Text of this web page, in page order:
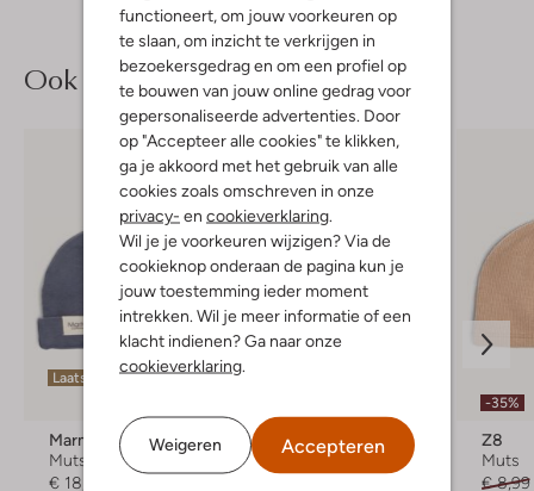
functioneert, om jouw voorkeuren op
te slaan, om inzicht te verkrijgen in
bezoekersgedrag en om een profiel op
te bouwen van jouw online gedrag voor
gepersonaliseerde advertenties. Door
op "Accepteer alle cookies" te klikken,
ga je akkoord met het gebruik van alle
cookies zoals omschreven in onze
privacy- en cookieverklaring
Wil je je voorkeuren wijzigen? Via de
cookieknop onderaan de pagina kun je
jouw toestemming ieder moment
intrekken. Wil je meer informatie of een
klacht indienen? Ga naar onze
cookieverklaring
Weigeren Accepteren
Ook iets voor jou?
Laatste items
Marmar Copenhagen
Muts
€ 18,50
Marmar Copenhagen
Muts
-35%
Z8
Muts
€ 8,99